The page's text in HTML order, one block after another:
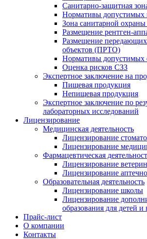
Санитарно‑защитная
Нормативы
Зона санитарной
Размещение
Размещение
объектов (ПРТО)
Нормативы
Оценка рисков СЗЗ
Экспертное заключение на
Пищевая продукция
Непищевая продукция
Экспертное заключение по
лабораторных исследований
Лицензирование
Медицинская деятельность
Лицензирование
Лицензирование
Фармацевтическая
Лицензирование
Лицензирование
Образовательная деятельность
Лицензирование школы
Лицензирование
образования для детей и
Прайс-лист
О компании
Контакты